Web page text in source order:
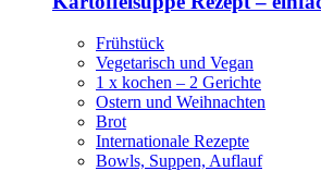
Frühstück
Vegetarisch und Vegan
1 x kochen – 2 Gerichte
Ostern und Weihnachten
Brot
Internationale Rezepte
Bowls, Suppen, Auflauf